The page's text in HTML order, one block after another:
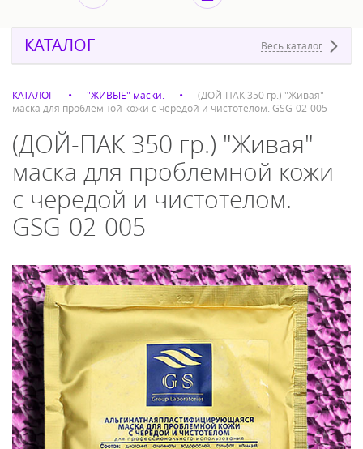
КАТАЛОГ Весь каталог
КАТАЛОГ "ЖИВЫЕ" маски.
(ДОЙ-ПАК 350 гр.) "Живая"
маска для проблемной кожи с чередой и чистотелом. GSG-02-005
(ДОЙ-ПАК 350 гр.) "Живая"
маска для проблемной кожи
с чередой и чистотелом.
GSG-02-005